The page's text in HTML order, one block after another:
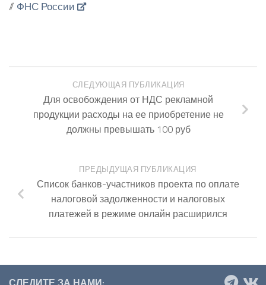
// ФНС России
СЛЕДУЮЩАЯ ПУБЛИКАЦИЯ
Для освобождения от НДС рекламной
продукции расходы на ее приобретение не
должны превышать 100 руб
ПРЕДЫДУЩАЯ ПУБЛИКАЦИЯ
Список банков-участников проекта по оплате
налоговой задолженности и налоговых
платежей в режиме онлайн расширился